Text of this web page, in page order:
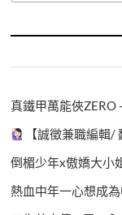
真鐵甲萬能俠ZERO
【誠徵兼職編輯/
倒楣少年x傲嬌大小
熱血中年一心想成